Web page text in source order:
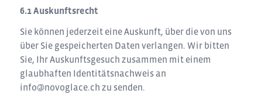
Auskunftsrecht
Sie können jederzeit eine Auskunft, über die von uns
über Sie gespeicherten Daten verlangen. Wir bitten
Sie, Ihr Auskunftsgesuch zusammen mit einem
glaubhaften Identitätsnachweis an
info@novoglace.ch zu senden.